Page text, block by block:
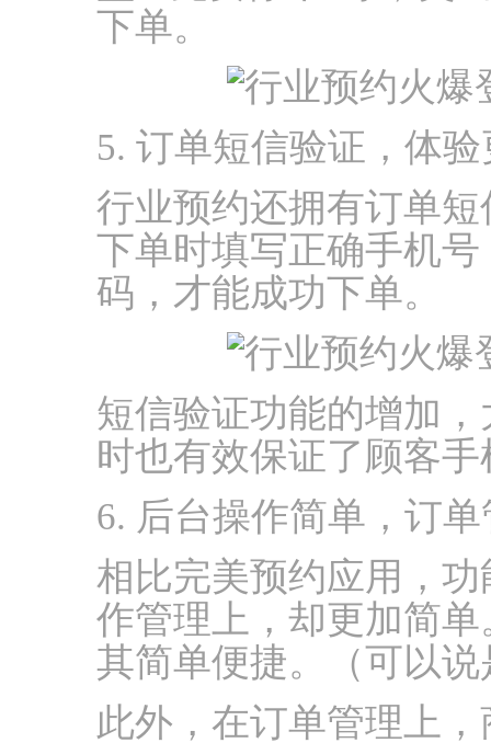
下单。
5. 订单短信验证，体
行业预约还拥有订单
下单时填写正确手机
码，才能成功下单。
短信验证功能的增加
时也有效保证了顾客
6. 后台操作简单，订
相比完美预约应用，
作管理上，却更加简
其简单便捷。（可以
此外，在订单管理上